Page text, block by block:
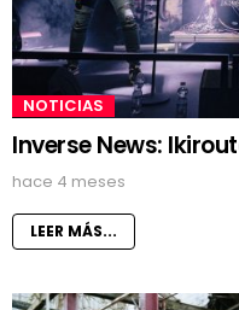
NOTICIAS
Inverse News:
hace 4 meses
LEER MÁS...